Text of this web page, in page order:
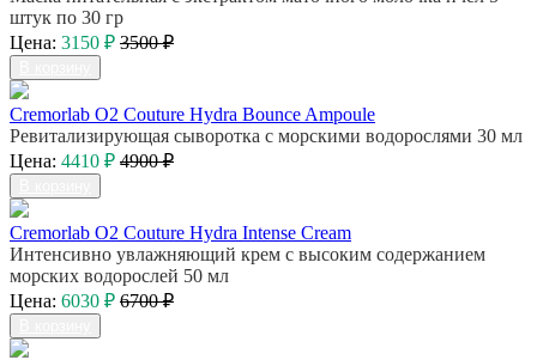
штук по 30 гр
Цена: 3150 ₽ 3500 ₽
Cremorlab O2 Couture Hydra Bounce Ampoule
Ревитализирующая сыворотка с морскими водорослями 30 мл
Цена: 4410 ₽ 4900 ₽
Cremorlab O2 Couture Hydra Intense Cream
Интенсивно увлажняющий крем с высоким содержанием
морских водорослей 50 мл
Цена: 6030 ₽ 6700 ₽